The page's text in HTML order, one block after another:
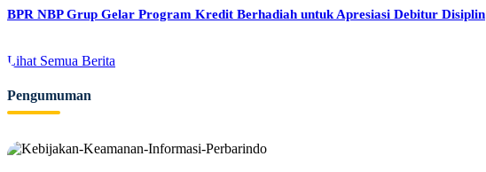
BPR NBP Grup Gelar Program Kredit Berhadiah untuk Apresiasi Debitur Disiplin
Lihat Semua Berita
Pengumuman